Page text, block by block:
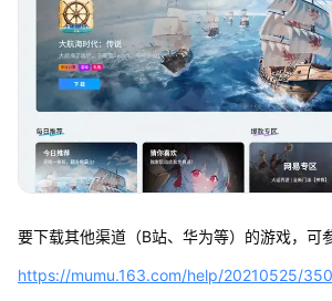
要下载其他渠道（B站、华为等）的游戏，可
https://mumu.163.com/help/20210525/